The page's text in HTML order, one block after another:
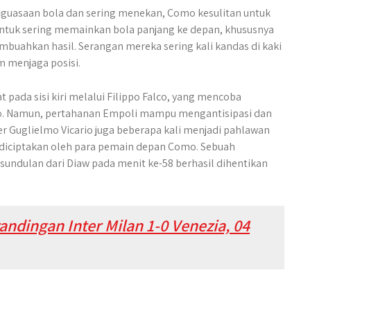
bola dan sering menekan, Como kesulitan untuk
sering memainkan bola panjang ke depan, khususnya
hasil. Serangan mereka sering kali kandas di kaki
menjaga posisi.
pada sisi kiri melalui Filippo Falco, yang mencoba
Namun, pertahanan Empoli mampu mengantisipasi dan
Guglielmo Vicario juga beberapa kali menjadi pahlawan
oleh para pemain depan Como. Sebuah
dari Diaw pada menit ke-58 berhasil dihentikan
Inter Milan 1-0 Venezia, 04